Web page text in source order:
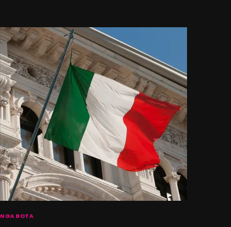
NGA BOTA